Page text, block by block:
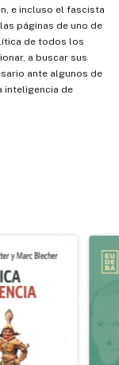
e incluso el fascista
páginas de uno de
de todos los
a buscar sus
ante algunos de
inteligencia de